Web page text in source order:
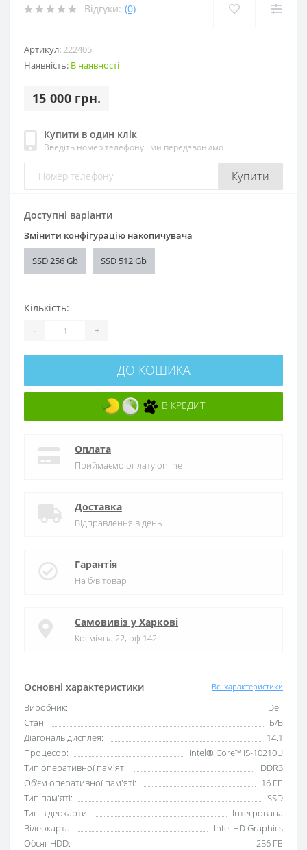
Відгуки: (0)
Артикул:222405
Наявність: В наявності
15 000 грн.
Купити в один клік
Введіть номер телефону і ми передзвонимо
Купити
Основні характеристики Всі характеристики
Виробник:
Dell
Стан:
Б/В
Діагональ дисплея:
14.1
Процесор:
Intel® Core™ i5-10210U
Тип оперативної пам'яті:
DDR3
Об'єм оперативної пам'яті:
16 ГБ
Тип пам'яті:
SSD
Тип відеокарти:
Інтегрована
Відеокарта:
Intel HD Graphics
Обсяг HDD:
256 ГБ
Доступні варіанти
Змінити конфігурацію накопичувача
SSD 256 Gb SSD 512 Gb
Кількість:
- +
ДО КОШИКА
В КРЕДИТ
Оплата
Приймаємо оплату online
Доставка
Відправлення в день
Гарантія
На б/в товар
Самовивіз у Харкові
Космічна 22, оф 142